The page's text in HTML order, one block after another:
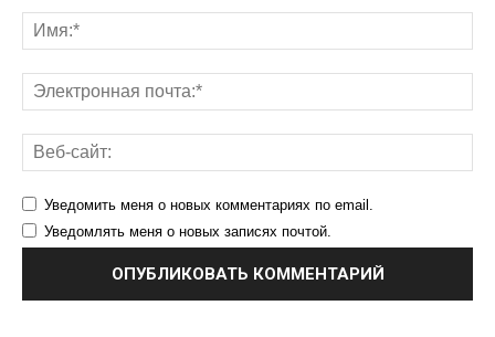
Уведомить меня о новых комментариях по email.
Уведомлять меня о новых записях почтой.